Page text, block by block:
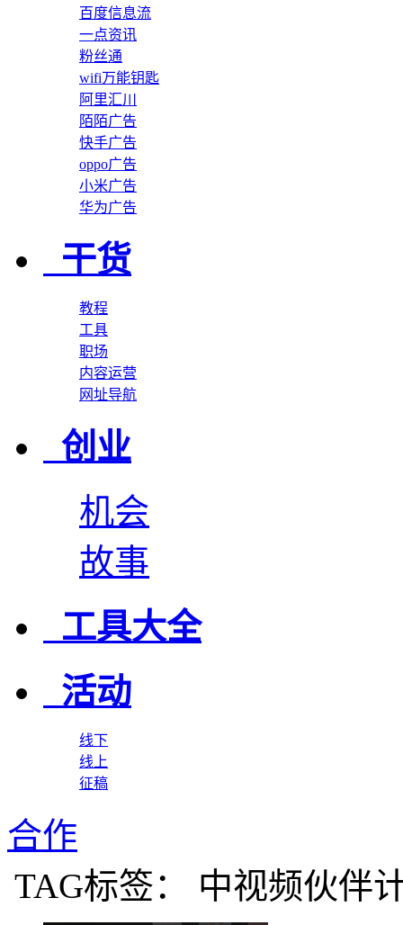
百度信息流
一点资讯
粉丝通
wifi万能钥匙
阿里汇川
陌陌广告
快手广告
oppo广告
小米广告
华为广告
干货
教程
工具
职场
内容运营
网址导航
创业
机会
故事
工具大全
活动
线下
线上
征稿
合作
TAG标签： 中视频伙伴